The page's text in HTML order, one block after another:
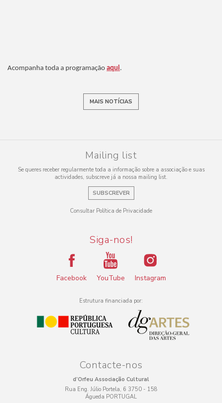
Acompanha toda a programação aqui.
MAIS NOTÍCIAS
Mailing list
Se queres receber regularmente toda a informação sobre a associação e suas
actividades, subscreve já a nossa mailing list.
SUBSCREVER
Consultar Política de Privacidade
Siga-nos!
Facebook YouTube Instagram
Estrutura financiada por:
Contacte-nos
d’Orfeu Associação Cultural
Rua Eng. Júlio Portela, 6 3750 - 158
Águeda PORTUGAL